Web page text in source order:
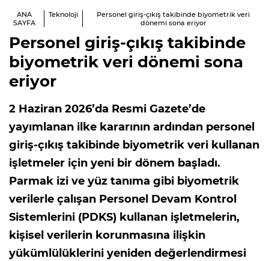
ANA
SAYFA
Teknoloji
Personel giriş-çıkış takibinde biyometrik veri
dönemi sona eriyor
Personel giriş-çıkış takibinde
biyometrik veri dönemi sona
eriyor
2 Haziran 2026’da Resmi Gazete’de
yayımlanan ilke kararının ardından personel
giriş-çıkış takibinde biyometrik veri kullanan
işletmeler için yeni bir dönem başladı.
Parmak izi ve yüz tanıma gibi biyometrik
verilerle çalışan Personel Devam Kontrol
Sistemlerini (PDKS) kullanan işletmelerin,
kişisel verilerin korunmasına ilişkin
yükümlülüklerini yeniden değerlendirmesi